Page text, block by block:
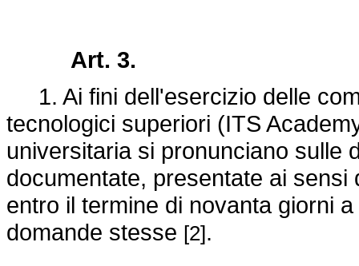
Art. 3.
1. Ai fini dell'esercizio delle
tecnologici superiori (ITS
universitaria si pronunciano sulle
documentate, presentate ai
entro il termine di novanta giorni
domande stesse [2].